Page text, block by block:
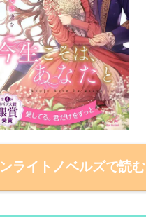
ライトノベルズで読む